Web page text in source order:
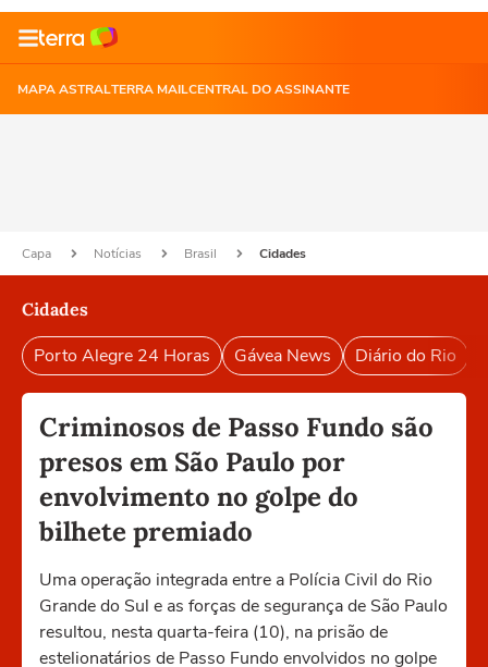
MAPA ASTRALTERRA MAILCENTRAL DO ASSINANTE
Capa Notícias Brasil Cidades
Cidades
Porto Alegre 24 Horas Gávea News Diário do Rio
Criminosos de Passo Fundo são
presos em São Paulo por
envolvimento no golpe do
bilhete premiado
Uma operação integrada entre a Polícia Civil do Rio
Grande do Sul e as forças de segurança de São Paulo
resultou, nesta quarta-feira (10), na prisão de
estelionatários de Passo Fundo envolvidos no golpe